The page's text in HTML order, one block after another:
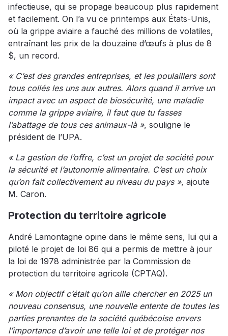
infectieuse, qui se propage beaucoup plus rapidement
et facilement. On l’a vu ce printemps aux États-Unis,
où la grippe aviaire a fauché des millions de volatiles,
entraînant les prix de la douzaine d’œufs à plus de 8
$, un record.
« C’est des grandes entreprises, et les poulaillers sont
tous collés les uns aux autres. Alors quand il arrive un
impact avec un aspect de biosécurité, une maladie
comme la grippe aviaire, il faut que tu fasses
l’abattage de tous ces animaux-là », souligne le
président de l’UPA.
« La gestion de l’offre, c’est un projet de société pour
la sécurité et l’autonomie alimentaire. C’est un choix
qu’on fait collectivement au niveau du pays », ajoute
M. Caron.
Protection du territoire agricole
André Lamontagne opine dans le même sens, lui qui a
piloté le projet de loi 86 qui a permis de mettre à jour
la loi de 1978 administrée par la Commission de
protection du territoire agricole (CPTAQ).
« Mon objectif c’était qu’on aille chercher en 2025 un
nouveau consensus, une nouvelle entente de toutes les
parties prenantes de la société québécoise envers
l’importance d’avoir une telle loi et de protéger nos